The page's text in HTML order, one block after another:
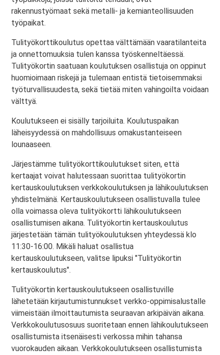
rakennustyömaat sekä metalli- ja kemianteollisuuden
työpaikat.
Tulityökorttikoulutus opettaa välttämään vaaratilanteita
ja onnettomuuksia tulen kanssa työskenneltäessä.
Tulityökortin saatuaan koulutuksen osallistuja on oppinut
huomioimaan riskejä ja tulemaan entistä tietoisemmaksi
työturvallisuudesta, sekä tietää miten vahingoilta voidaan
välttyä.
Koulutukseen ei sisälly tarjoiluita. Koulutuspaikan
läheisyydessä on mahdollisuus omakustanteiseen
lounaaseen.
Järjestämme tulityökorttikoulutukset siten, että
kertaajat voivat halutessaan suorittaa tulityökortin
kertauskoulutuksen verkkokoulutuksen ja lähikoulutuksen
yhdistelmänä. Kertauskoulutukseen osallistuvalla tulee
olla voimassa oleva tulityökortti lähikoulutukseen
osallistumisen aikana. Tulityökortin kertauskoulutus
järjestetään tämän tulityökoulutuksen yhteydessä klo
11:30-16:00. Mikäli haluat osallistua
kertauskoulutukseen, valitse lipuksi "Tulityökortin
kertauskoulutus".
Tulityökortin kertauskoulutukseen osallistuville
lähetetään kirjautumistunnukset verkko-oppimisalustalle
viimeistään ilmoittautumista seuraavan arkipäivän aikana.
Verkkokoulutusosuus suoritetaan ennen lähikoulutukseen
osallistumista itsenäisesti verkossa mihin tahansa
vuorokauden aikaan. Verkkokoulutukseen osallistumista